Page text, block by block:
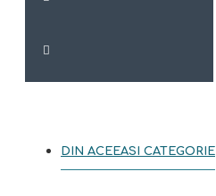
DIN ACEEASI CATEGORIE